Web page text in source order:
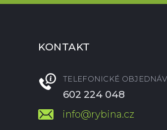
KONTAKT
TELEFONICKÉ
602 224 048
info@rybina.cz